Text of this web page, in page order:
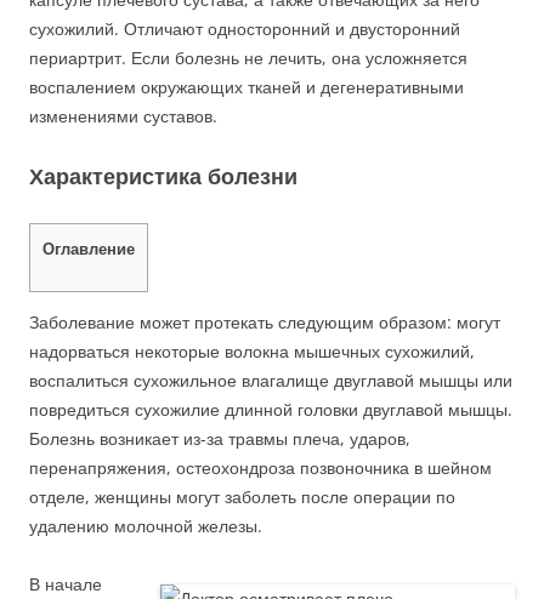
сухожилий. Отличают односторонний и двусторонний
периартрит. Если болезнь не лечить, она усложняется
воспалением окружающих тканей и дегенеративными
изменениями суставов.
Характеристика болезни
Оглавление
Заболевание может протекать следующим образом: могут
надорваться некоторые волокна мышечных сухожилий,
воспалиться сухожильное влагалище двуглавой мышцы или
повредиться сухожилие длинной головки двуглавой мышцы.
Болезнь возникает из-за травмы плеча, ударов,
перенапряжения, остеохондроза позвоночника в шейном
отделе, женщины могут заболеть после операции по
удалению молочной железы.
В начале